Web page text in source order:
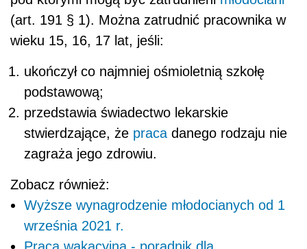
(art. 191 § 1). Można zatrudnić pracownika w
wieku 15, 16, 17 lat, jeśli:
ukończył co najmniej ośmioletnią szkołę
podstawową;
przedstawia świadectwo lekarskie
stwierdzające, że praca danego rodzaju nie
zagraża jego zdrowiu.
Zobacz również:
Wyższe wynagrodzenie młodocianych od 1
września 2021 r.